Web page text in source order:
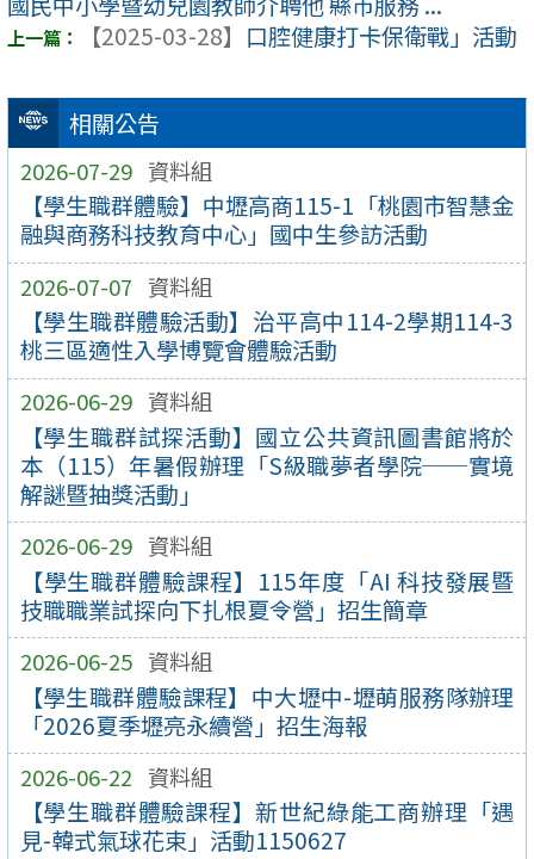
相關公告
2026-07-29 資料組
【學生職群體驗】中壢高商115-1「桃園市智慧金
融與商務科技教育中心」國中生參訪活動
2026-07-07 資料組
【學生職群體驗活動】治平高中114-2學期114-3
桃三區適性入學博覽會體驗活動
2026-06-29 資料組
【學生職群試探活動】國立公共資訊圖書館將於
本（115）年暑假辦理「S級職夢者學院──實境
解謎暨抽獎活動」
2026-06-29 資料組
【學生職群體驗課程】115年度「AI 科技發展暨
技職職業試探向下扎根夏令營」招生簡章
2026-06-25 資料組
【學生職群體驗課程】中大壢中-壢萌服務隊辦理
「2026夏季壢亮永續營」招生海報
2026-06-22 資料組
【學生職群體驗課程】新世紀綠能工商辦理「遇
見-韓式氣球花束」活動1150627
【2025-03-28】 口腔健康打卡保衛戰」活動